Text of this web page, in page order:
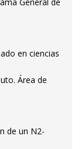
en ciencias
Área de
de un N2-